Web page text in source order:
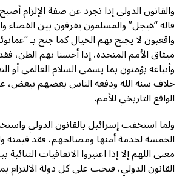
والقانون الدولي إذا تجرد عن صفة الإلزام
قاله “هيجل” والمسلمون يفرقون بين القضاء
واقعيون لا يجنح بهم الخيال كما جنح بـ
ميثاق الأمم المتحدة، إذا أحسنا بهم الظن،
وأتباعه يؤمنون بما يسمى السلام العالمي أو
خلاف سنه الله ودفعه الناس بعضهم ببعض،
الواقع التاريخي للأمم.
ولما استخفت إسرائيل بالقانون الدولي
الخمسة لخدمة أمنها ومصالحهم، فقد قيمته
معنى اللهم إلا إذا اعتبروا الاتفاقيات
القانون الدولي، فيجب على كل دولة الالتزام